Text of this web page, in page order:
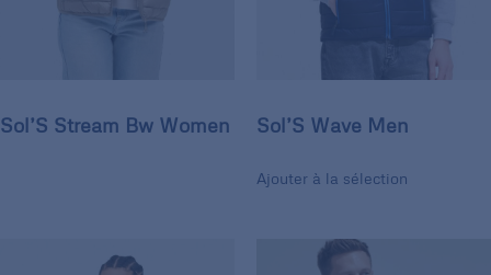
Sol’S Stream Bw Women Sol’S Wave Men
Ajouter à la sélection